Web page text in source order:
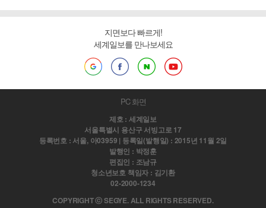
지면보다 빠르게!
세계일보를 만나보세요
PC 화면
제호 : 세계일보
서울특별시 용산구 서빙고로 17
등록번호 : 서울, 아03959 | 등록일(발행일) : 2015년 11월 2일
발행인 : 박정훈
편집인 : 조남규
청소년보호 책임자 : 김기환
02-2000-1234
COPYRIGHT ⓒ SEGYE. ALL RIGHTS RESERVED.